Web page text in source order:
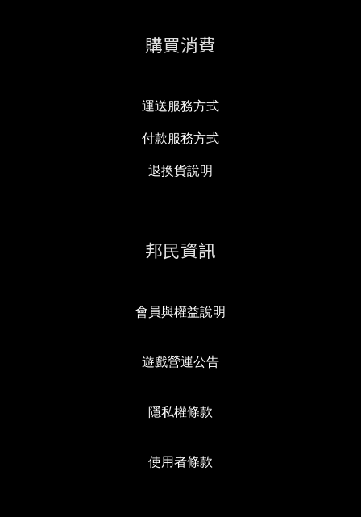
購買消費
運送服務方式
付款服務方式
退換貨說明
邦民資訊
會員與權益說明
遊戲營運公告
隱私權條款
使用者條款